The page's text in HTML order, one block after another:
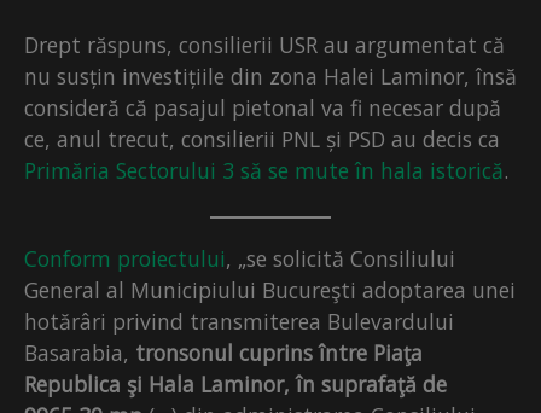
Drept răspuns, consilierii USR au argumentat că
nu susțin investițiile din zona Halei Laminor, însă
consideră că pasajul pietonal va fi necesar după
ce, anul trecut, consilierii PNL și PSD au decis ca
Primăria Sectorului 3 să se mute în hala istorică.
Conform proiectului, „se solicită Consiliului
General al Municipiului Bucureşti adoptarea unei
hotărâri privind transmiterea Bulevardului
Basarabia, tronsonul cuprins între Piaţa
Republica şi Hala Laminor, în suprafaţă de